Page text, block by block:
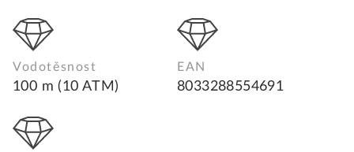
Vodotěsnost
100 m (10 ATM)
EAN
8033288554691